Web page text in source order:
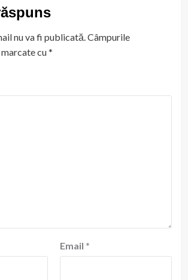
nu va fi publicată.Câmpurile
cu*
Email *